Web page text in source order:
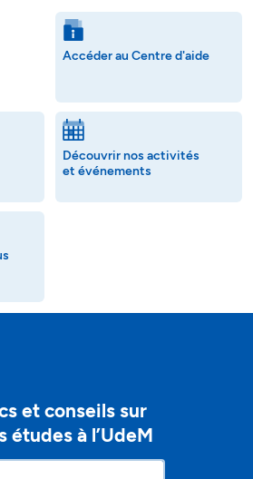
Accéder au Centre d'aide
Découvrir nos activités
et événements
et conseils sur
études à l’UdeM